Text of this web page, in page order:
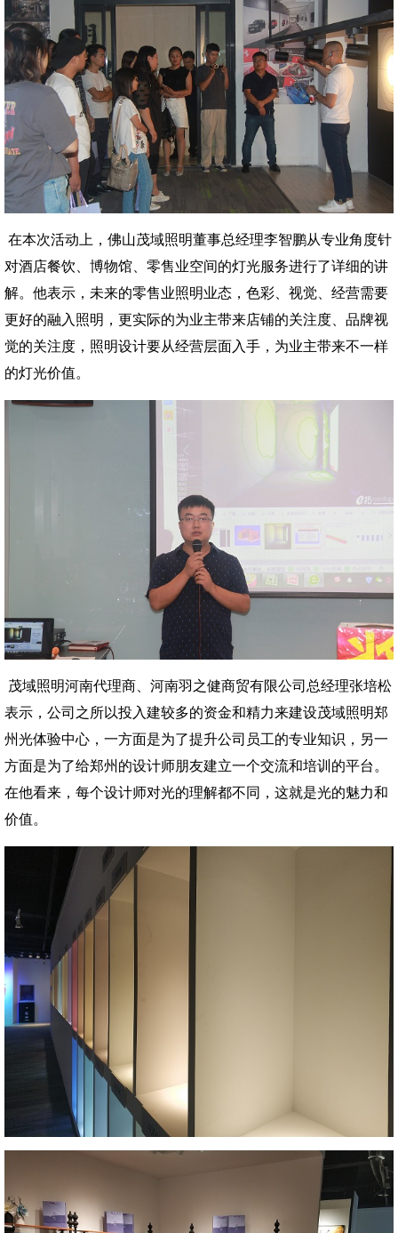
在本次活动上，佛山茂域照明董事总经理李智鹏从专业角度针
对酒店餐饮、博物馆、零售业空间的灯光服务进行了详细的讲
解。他表示，未来的零售业照明业态，色彩、视觉、经营需要
更好的融入照明，更实际的为业主带来店铺的关注度、品牌视
觉的关注度，照明设计要从经营层面入手，为业主带来不一样
的灯光价值。
茂域照明河南代理商、河南羽之健商贸有限公司总经理张培松
表示，公司之所以投入建较多的资金和精力来建设茂域照明郑
州光体验中心，一方面是为了提升公司员工的专业知识，另一
方面是为了给郑州的设计师朋友建立一个交流和培训的平台。
在他看来，每个设计师对光的理解都不同，这就是光的魅力和
价值。